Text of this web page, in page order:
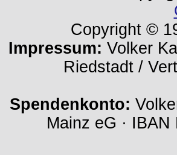
Copyright ©
Impressum: Volker
Riedstadt /
Spendenkonto:
Mainz eG ·